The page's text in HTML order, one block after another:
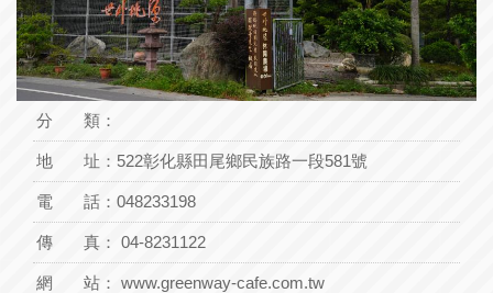
分 類：
地 址： 522彰化縣田尾鄉民族路一段581號
電 話： 048233198
傳 真： 04-8231122
網 站： www.greenway-cafe.com.tw